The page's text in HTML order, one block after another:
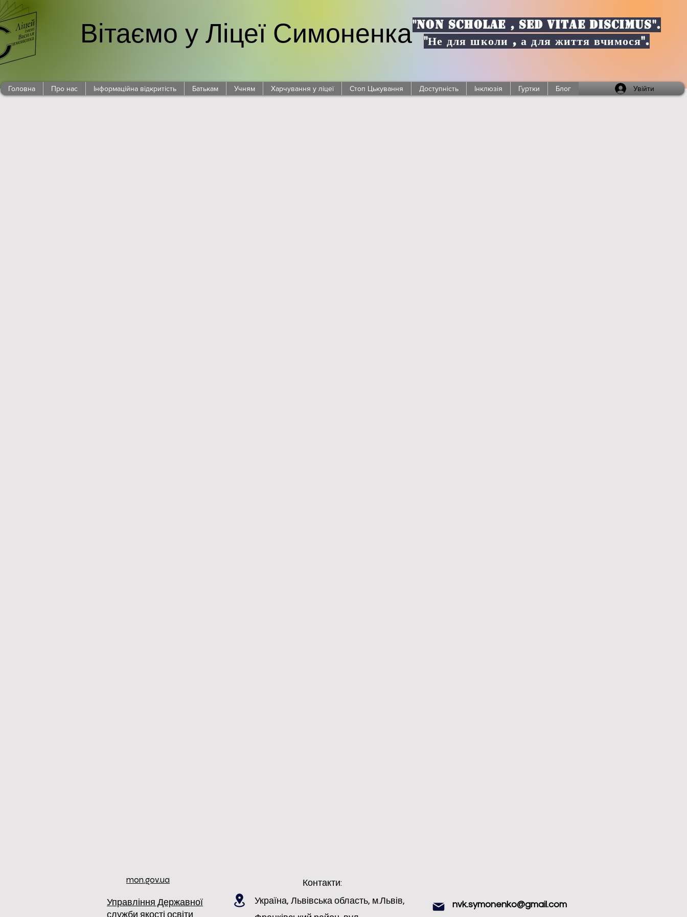
Вітаємо у Ліцеї Симоненка"NON SCHOLAE , SED VITAE DISCIMUS".
"Не для школи , а для життя вчимося".
Головна Про нас Інформаційна відкритість Батькам Учням Харчування у ліцеї Стоп Цькування Доступність Інклюзія Гуртки Блог Увійти
mon.gov.ua
Управління Державної
служби якості освіти
Контакти:
Україна, Львівська область, м.Львів,
nvk.symonenko@gmail.com